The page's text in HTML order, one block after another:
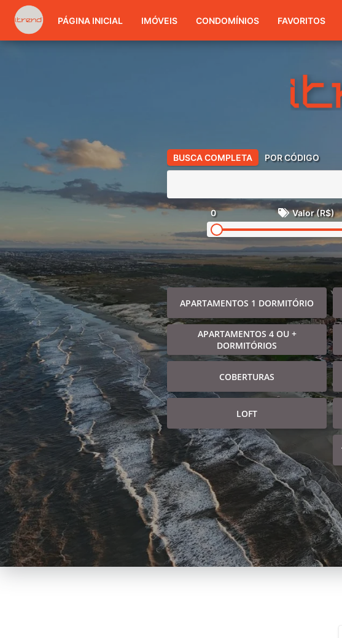
PÁGINA INICIAL IMÓVEIS CONDOMÍNIOS FAVORITOS
BUSCA COMPLETA POR CÓDIGO
0 Valor (R$)
APARTAMENTOS 1 DORMITÓRIO
APARTAMENTOS 4 OU +
DORMITÓRIOS
COBERTURAS
LOFT